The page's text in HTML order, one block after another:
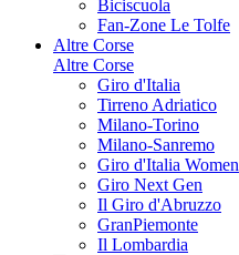
Biciscuola
Fan-Zone Le Tolfe
Altre Corse
Altre Corse
Giro d'Italia
Tirreno Adriatico
Milano-Torino
Milano-Sanremo
Giro d'Italia Women
Giro Next Gen
Il Giro d'Abruzzo
GranPiemonte
Il Lombardia